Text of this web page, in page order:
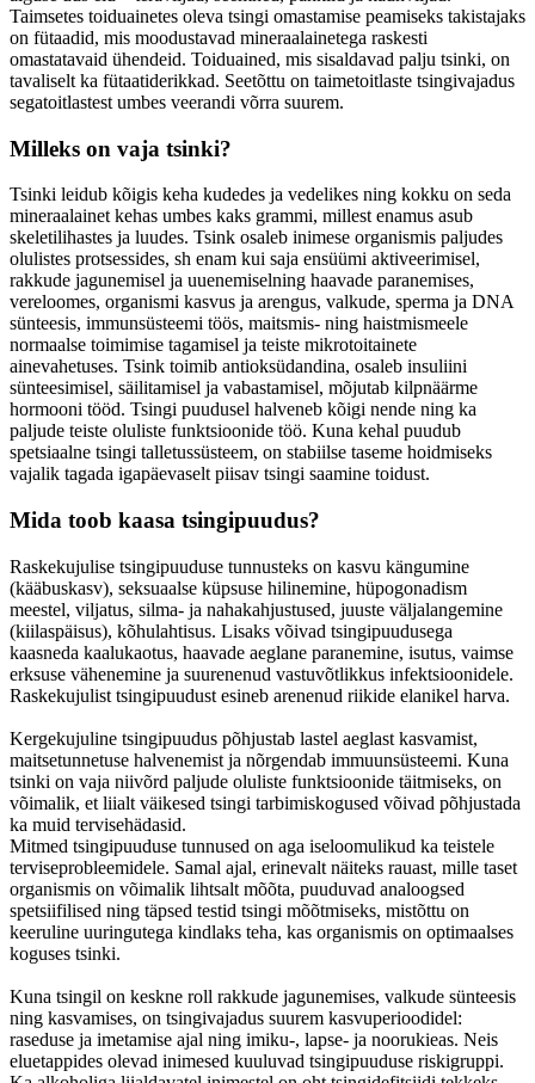
Taimsetes toiduainetes oleva tsingi omastamise peamiseks takistajaks
on fütaadid, mis moodustavad mineraalainetega raskesti
omastatavaid ühendeid. Toiduained, mis sisaldavad palju tsinki, on
tavaliselt ka fütaatiderikkad. Seetõttu on taimetoitlaste tsingivajadus
segatoitlastest umbes veerandi võrra suurem.
Milleks on vaja tsinki?
Tsinki leidub kõigis keha kudedes ja vedelikes ning kokku on seda
mineraalainet kehas umbes kaks grammi, millest enamus asub
skeletilihastes ja luudes. Tsink osaleb inimese organismis paljudes
olulistes protsessides, sh enam kui saja ensüümi aktiveerimisel,
rakkude jagunemisel ja uuenemiselning haavade paranemises,
vereloomes, organismi kasvus ja arengus, valkude, sperma ja DNA
sünteesis, immunsüsteemi töös, maitsmis- ning haistmismeele
normaalse toimimise tagamisel ja teiste mikrotoitainete
ainevahetuses. Tsink toimib antioksüdandina, osaleb insuliini
sünteesimisel, säilitamisel ja vabastamisel, mõjutab kilpnäärme
hormooni tööd. Tsingi puudusel halveneb kõigi nende ning ka
paljude teiste oluliste funktsioonide töö. Kuna kehal puudub
spetsiaalne tsingi talletussüsteem, on stabiilse taseme hoidmiseks
vajalik tagada igapäevaselt piisav tsingi saamine toidust.
Mida toob kaasa tsingipuudus?
Raskekujulise tsingipuuduse tunnusteks on kasvu kängumine
(kääbuskasv), seksuaalse küpsuse hilinemine, hüpogonadism
meestel, viljatus, silma- ja nahakahjustused, juuste väljalangemine
(kiilaspäisus), kõhulahtisus. Lisaks võivad tsingipuudusega
kaasneda kaalukaotus, haavade aeglane paranemine, isutus, vaimse
erksuse vähenemine ja suurenenud vastuvõtlikkus infektsioonidele.
Raskekujulist tsingipuudust esineb arenenud riikide elanikel harva.
Kergekujuline tsingipuudus põhjustab lastel aeglast kasvamist,
maitsetunnetuse halvenemist ja nõrgendab immuunsüsteemi. Kuna
tsinki on vaja niivõrd paljude oluliste funktsioonide täitmiseks, on
võimalik, et liialt väikesed tsingi tarbimiskogused võivad põhjustada
ka muid tervisehädasid.
Mitmed tsingipuuduse tunnused on aga iseloomulikud ka teistele
terviseprobleemidele. Samal ajal, erinevalt näiteks rauast, mille taset
organismis on võimalik lihtsalt mõõta, puuduvad analoogsed
spetsiifilised ning täpsed testid tsingi mõõtmiseks, mistõttu on
keeruline uuringutega kindlaks teha, kas organismis on optimaalses
koguses tsinki.
Kuna tsingil on keskne roll rakkude jagunemises, valkude sünteesis
ning kasvamises, on tsingivajadus suurem kasvuperioodidel:
raseduse ja imetamise ajal ning imiku-, lapse- ja noorukieas. Neis
eluetappides olevad inimesed kuuluvad tsingipuuduse riskigruppi.